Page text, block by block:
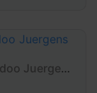
07.09.2024 KuKav präsentiert - Voodoo Juergens